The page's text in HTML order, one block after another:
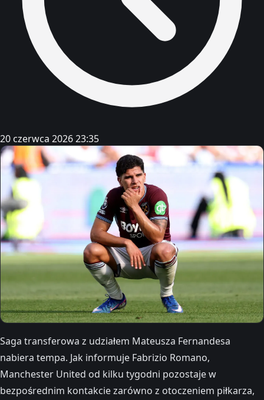
20 czerwca 2026 23:35
Saga transferowa z udziałem Mateusza Fernandesa
nabiera tempa. Jak informuje Fabrizio Romano,
Manchester United od kilku tygodni pozostaje w
bezpośrednim kontakcie zarówno z otoczeniem piłkarza,